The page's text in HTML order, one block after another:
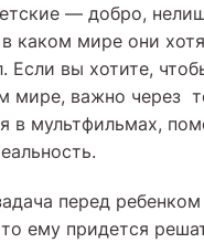
— добро,
каком мире они
Если вы хотите,
мире, важно через
в мультфильмах,
перед
ему придется